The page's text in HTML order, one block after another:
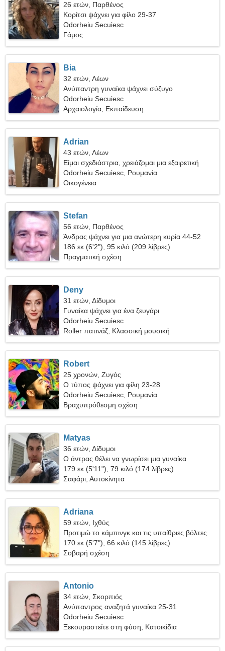
26 ετών, Παρθένος
Κορίτσι ψάχνει για φίλο 29-37
Odorheiu Secuiesc
Γάμος
Bia
32 ετών, Λέων
Ανύπαντρη γυναίκα ψάχνει σύζυγο
Odorheiu Secuiesc
Αρχαιολογία, Εκπαίδευση
Adrian
43 ετών, Λέων
Είμαι σχεδιάστρια, χρειάζομαι μια εξαιρετική
γυναίκα
Odorheiu Secuiesc, Ρουμανία
Οικογένεια
Stefan
56 ετών, Παρθένος
Άνδρας ψάχνει για μια ανώτερη κυρία 44-52
186 εκ (6'2"), 95 κιλό (209 λίβρες)
Πραγματική σχέση
Deny
31 ετών, Δίδυμοι
Γυναίκα ψάχνει για ένα ζευγάρι
Odorheiu Secuiesc
Roller πατινάζ, Κλασσική μουσική
Robert
25 χρονών, Ζυγός
Ο τύπος ψάχνει για φίλη 23-28
Odorheiu Secuiesc, Ρουμανία
Βραχυπρόθεσμη σχέση
Matyas
36 ετών, Δίδυμοι
Ο άντρας θέλει να γνωρίσει μια γυναίκα
179 εκ (5'11"), 79 κιλό (174 λίβρες)
Σαφάρι, Αυτοκίνητα
Adriana
59 ετών, Ιχθύς
Προτιμώ το κάμπινγκ και τις υπαίθριες βόλτες
170 εκ (5'7"), 66 κιλό (145 λίβρες)
Σοβαρή σχέση
Antonio
34 ετών, Σκορπιός
Ανύπαντρος αναζητά γυναίκα 25-31
Odorheiu Secuiesc
Ξεκουραστείτε στη φύση, Κατοικίδια